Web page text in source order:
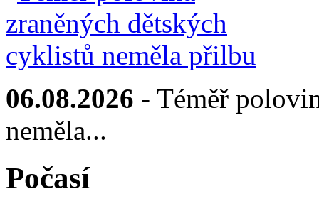
06.08.2026 - Téměř
neměla...
Počasí